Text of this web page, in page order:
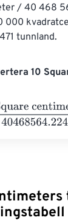
/ 40 468
000
tunnland.
10
centimeters